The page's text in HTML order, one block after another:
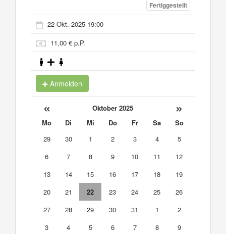
Fertiggestellt
22 Okt. 2025 19:00
11,00 € p.P.
Anmelden
« Oktober 2025 »
Mo Di Mi Do Fr Sa
So
29
30 1 2 3 4
5
6
7 8 9 10 11
12
13
14 15 16 17 18
19
20
21 22 23 24 25
26
27
28 29 30 31 1
2
3
4 5 6 7 8 9